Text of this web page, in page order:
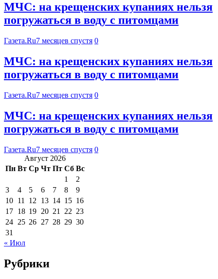
МЧС: на крещенских купаниях нельзя
погружаться в воду с питомцами
Газета.Ru7 месяцев спустя 0
МЧС: на крещенских купаниях нельзя
погружаться в воду с питомцами
Газета.Ru7 месяцев спустя 0
МЧС: на крещенских купаниях нельзя
погружаться в воду с питомцами
Газета.Ru7 месяцев спустя 0
Август 2026
Пн Вт Ср Чт Пт Сб Вс
1
2
3
4 5 6 7 8
9
10 11 12 13 14 15 16
17 18 19 20 21 22 23
24 25 26 27 28 29 30
31
« Июл
Рубрики